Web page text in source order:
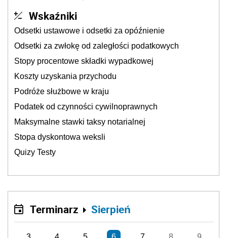
Wskaźniki
Odsetki ustawowe i odsetki za opóźnienie
Odsetki za zwłokę od zaległości podatkowych
Stopy procentowe składki wypadkowej
Koszty uzyskania przychodu
Podróże służbowe w kraju
Podatek od czynności cywilnoprawnych
Maksymalne stawki taksy notarialnej
Stopa dyskontowa weksli
Quizy Testy
Terminarz Sierpień